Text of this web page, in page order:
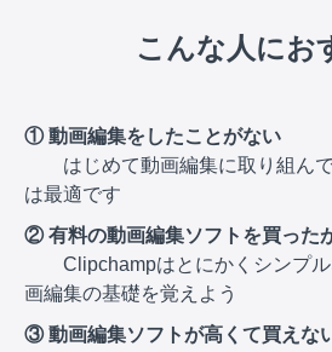
こんな人にお
① 動画編集をしたことがない
はじめて動画編集に取り組んで
は最適です
② 有料の動画編集ソフトを買った
Clipchampはとにかくシンプル
画編集の基礎を覚えよう
③ 動画編集ソフトが高くて買えな